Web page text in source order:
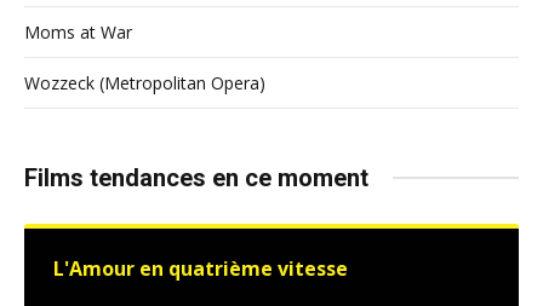
Moms at War
Wozzeck (Metropolitan Opera)
Films tendances en ce moment
L'Amour en quatrième vitesse